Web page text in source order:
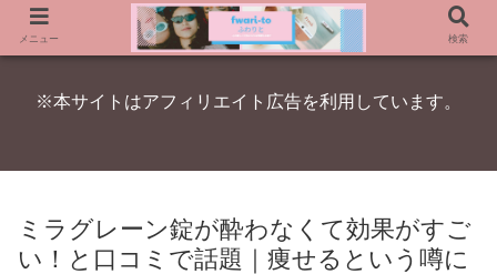
※本サイトはアフィリエイト広告を利用しています。
ミラグレーン錠が酔わなくて効果がすご
い！と口コミで話題｜痩せるという噂に
メニュー 検索